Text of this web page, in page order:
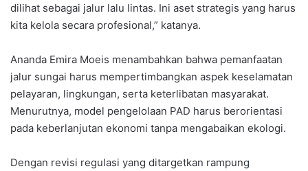
dilihat sebagai jalur lalu lintas. Ini aset strategis yang harus
kita kelola secara profesional,” katanya.
Ananda Emira Moeis menambahkan bahwa pemanfaatan
jalur sungai harus mempertimbangkan aspek keselamatan
pelayaran, lingkungan, serta keterlibatan masyarakat.
Menurutnya, model pengelolaan PAD harus berorientasi
pada keberlanjutan ekonomi tanpa mengabaikan ekologi.
Dengan revisi regulasi yang ditargetkan rampung